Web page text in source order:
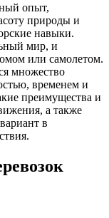
опыт,
природы и
навыки.
мир, и
или самолетом.
множество
временем и
преимущества и
а также
в